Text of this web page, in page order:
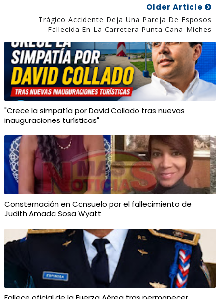
Older Article
Trágico Accidente Deja Una Pareja De Esposos
Fallecida En La Carretera Punta Cana-Miches
"Crece la simpatía por David Collado tras nuevas
inauguraciones turísticas"
Consternación en Consuelo por el fallecimiento de
Judith Amada Sosa Wyatt